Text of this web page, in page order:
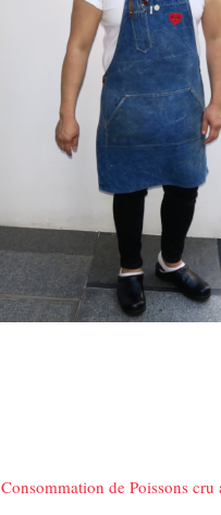
Consommation de Poissons cru